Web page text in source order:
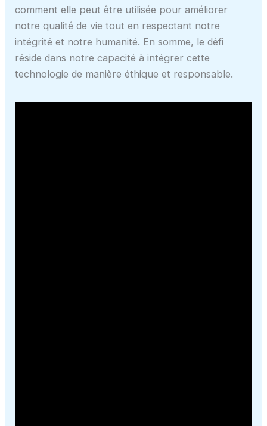
comment elle peut être utilisée pour améliorer
notre qualité de vie tout en respectant notre
intégrité et notre humanité. En somme, le défi
réside dans notre capacité à intégrer cette
technologie de manière éthique et responsable.